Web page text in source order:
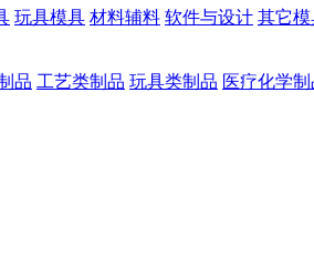
玩具模具 材料辅料 软件与设计 其它模
品 工艺类制品 玩具类制品 医疗化学制